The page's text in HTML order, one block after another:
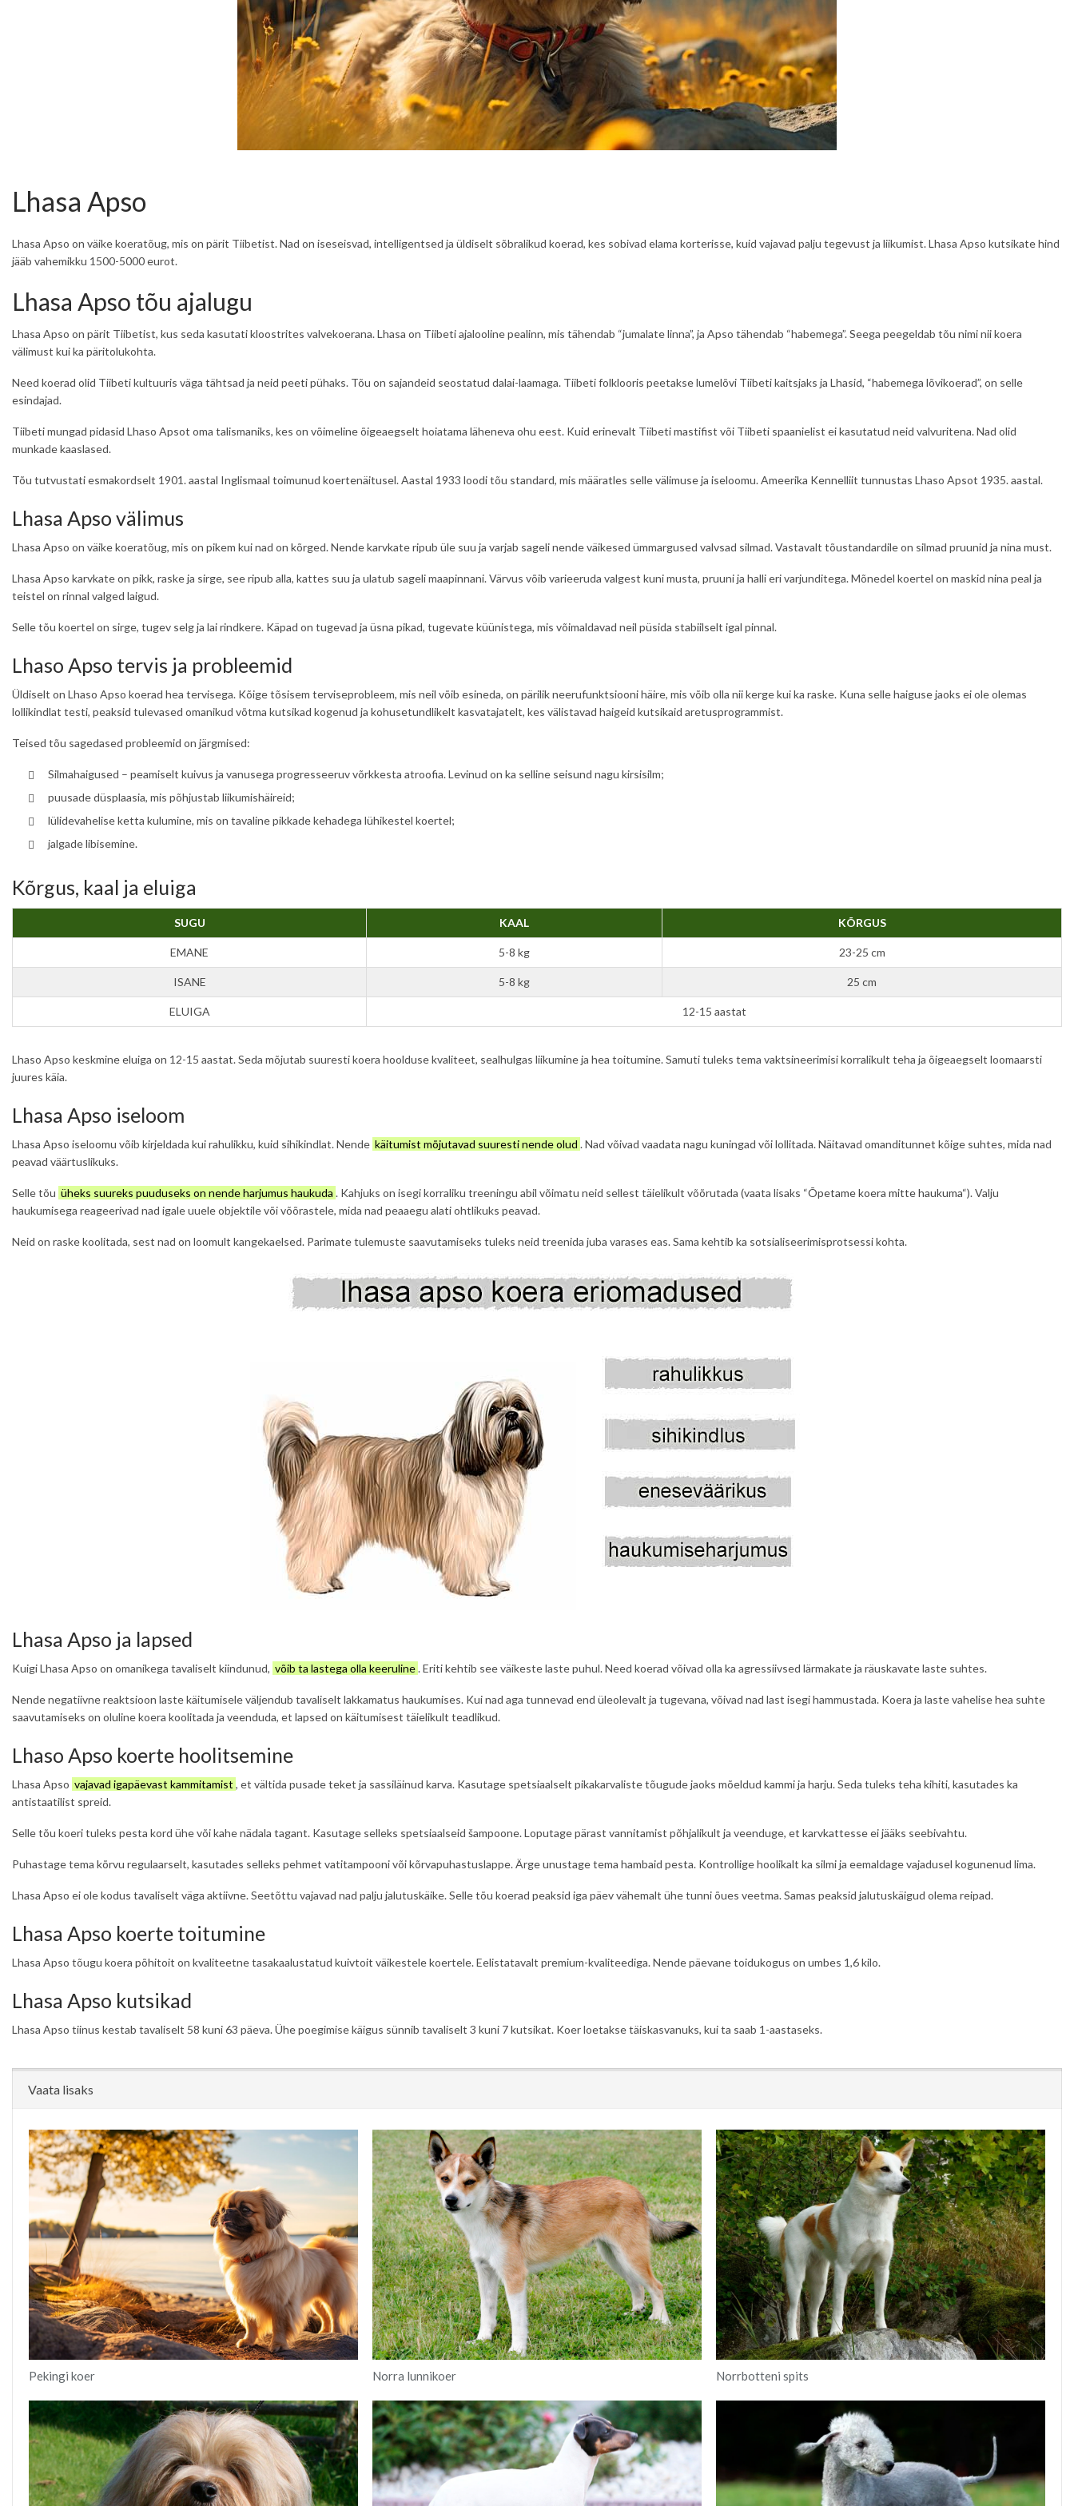
Lhasa Apso
Lhasa Apso on väike koeratõug, mis on pärit Tiibetist. Nad on iseseisvad, intelligentsed ja üldiselt sõbralikud koerad, kes sobivad elama korterisse, kuid vajavad palju tegevust ja liikumist. Lhasa Apso kutsikate hind
jääb vahemikku 1500-5000 eurot.
Lhasa Apso tõu ajalugu
Lhasa Apso on pärit Tiibetist, kus seda kasutati kloostrites valvekoerana. Lhasa on Tiibeti ajalooline pealinn, mis tähendab “jumalate linna”, ja Apso tähendab “habemega”. Seega peegeldab tõu nimi nii koera
välimust kui ka päritolukohta.
Need koerad olid Tiibeti kultuuris väga tähtsad ja neid peeti pühaks. Tõu on sajandeid seostatud dalai-laamaga. Tiibeti folklooris peetakse lumelõvi Tiibeti kaitsjaks ja Lhasid, “habemega lõvikoerad”, on selle
esindajad.
Tiibeti mungad pidasid Lhaso Apsot oma talismaniks, kes on võimeline õigeaegselt hoiatama läheneva ohu eest. Kuid erinevalt Tiibeti mastifist või Tiibeti spaanielist ei kasutatud neid valvuritena. Nad olid
munkade kaaslased.
Tõu tutvustati esmakordselt 1901. aastal Inglismaal toimunud koertenäitusel. Aastal 1933 loodi tõu standard, mis määratles selle välimuse ja iseloomu. Ameerika Kennelliit tunnustas Lhaso Apsot 1935. aastal.
Lhasa Apso välimus
Lhasa Apso on väike koeratõug, mis on pikem kui nad on kõrged. Nende karvkate ripub üle suu ja varjab sageli nende väikesed ümmargused valvsad silmad. Vastavalt tõustandardile on silmad pruunid ja nina must.
Lhasa Apso karvkate on pikk, raske ja sirge, see ripub alla, kattes suu ja ulatub sageli maapinnani. Värvus võib varieeruda valgest kuni musta, pruuni ja halli eri varjunditega. Mõnedel koertel on maskid nina peal ja
teistel on rinnal valged laigud.
Selle tõu koertel on sirge, tugev selg ja lai rindkere. Käpad on tugevad ja üsna pikad, tugevate küünistega, mis võimaldavad neil püsida stabiilselt igal pinnal.
Lhaso Apso tervis ja probleemid
Üldiselt on Lhaso Apso koerad hea tervisega. Kõige tõsisem terviseprobleem, mis neil võib esineda, on pärilik neerufunktsiooni häire, mis võib olla nii kerge kui ka raske. Kuna selle haiguse jaoks ei ole olemas
lollikindlat testi, peaksid tulevased omanikud võtma kutsikad kogenud ja kohusetundlikelt kasvatajatelt, kes välistavad haigeid kutsikaid aretusprogrammist.
Teised tõu sagedased probleemid on järgmised:
Silmahaigused – peamiselt kuivus ja vanusega progresseeruv võrkkesta atroofia. Levinud on ka selline seisund nagu kirsisilm;
puusade düsplaasia, mis põhjustab liikumishäireid;
lülidevahelise ketta kulumine, mis on tavaline pikkade kehadega lühikestel koertel;
jalgade libisemine.
Kõrgus, kaal ja eluiga
SUGU KAAL KÕRGUS
EMANE 5-8 kg 23-25 cm
ISANE 5-8 kg 25 cm
ELUIGA 12-15 aastat
Lhaso Apso keskmine eluiga on 12-15 aastat. Seda mõjutab suuresti koera hoolduse kvaliteet, sealhulgas liikumine ja hea toitumine. Samuti tuleks tema vaktsineerimisi korralikult teha ja õigeaegselt loomaarsti
juures käia.
Lhasa Apso iseloom
Lhasa Apso iseloomu võib kirjeldada kui rahulikku, kuid sihikindlat. Nende käitumist mõjutavad suuresti nende olud . Nad võivad vaadata nagu kuningad või lollitada. Näitavad omanditunnet kõige suhtes, mida nad
peavad väärtuslikuks.
Selle tõu üheks suureks puuduseks on nende harjumus haukuda . Kahjuks on isegi korraliku treeningu abil võimatu neid sellest täielikult võõrutada (vaata lisaks “Õpetame koera mitte haukuma“). Valju
haukumisega reageerivad nad igale uuele objektile või võõrastele, mida nad peaaegu alati ohtlikuks peavad.
Neid on raske koolitada, sest nad on loomult kangekaelsed. Parimate tulemuste saavutamiseks tuleks neid treenida juba varases eas. Sama kehtib ka sotsialiseerimisprotsessi kohta.
Lhasa Apso ja lapsed
Kuigi Lhasa Apso on omanikega tavaliselt kiindunud, võib ta lastega olla keeruline. Eriti kehtib see väikeste laste puhul. Need koerad võivad olla ka agressiivsed lärmakate ja räuskavate laste suhtes.
Nende negatiivne reaktsioon laste käitumisele väljendub tavaliselt lakkamatus haukumises. Kui nad aga tunnevad end üleolevalt ja tugevana, võivad nad last isegi hammustada. Koera ja laste vahelise hea suhte
saavutamiseks on oluline koera koolitada ja veenduda, et lapsed on käitumisest täielikult teadlikud.
Lhaso Apso koerte hoolitsemine
Lhasa Apso vajavad igapäevast kammitamist , et vältida pusade teket ja sassiläinud karva. Kasutage spetsiaalselt pikakarvaliste tõugude jaoks mõeldud kammi ja harju. Seda tuleks teha kihiti, kasutades ka
antistaatilist spreid.
Selle tõu koeri tuleks pesta kord ühe või kahe nädala tagant. Kasutage selleks spetsiaalseid šampoone. Loputage pärast vannitamist põhjalikult ja veenduge, et karvkattesse ei jääks seebivahtu.
Puhastage tema kõrvu regulaarselt, kasutades selleks pehmet vatitampooni või kõrvapuhastuslappe. Ärge unustage tema hambaid pesta. Kontrollige hoolikalt ka silmi ja eemaldage vajadusel kogunenud lima.
Lhasa Apso ei ole kodus tavaliselt väga aktiivne. Seetõttu vajavad nad palju jalutuskäike. Selle tõu koerad peaksid iga päev vähemalt ühe tunni õues veetma. Samas peaksid jalutuskäigud olema reipad.
Lhasa Apso koerte toitumine
Lhasa Apso tõugu koera põhitoit on kvaliteetne tasakaalustatud kuivtoit väikestele koertele. Eelistatavalt premium-kvaliteediga. Nende päevane toidukogus on umbes 1,6 kilo.
Lhasa Apso kutsikad
Lhasa Apso tiinus kestab tavaliselt 58 kuni 63 päeva. Ühe poegimise käigus sünnib tavaliselt 3 kuni 7 kutsikat. Koer loetakse täiskasvanuks, kui ta saab 1-aastaseks.
Vaata lisaks
Pekingi koer Norra lunnikoer Norrbotteni spits